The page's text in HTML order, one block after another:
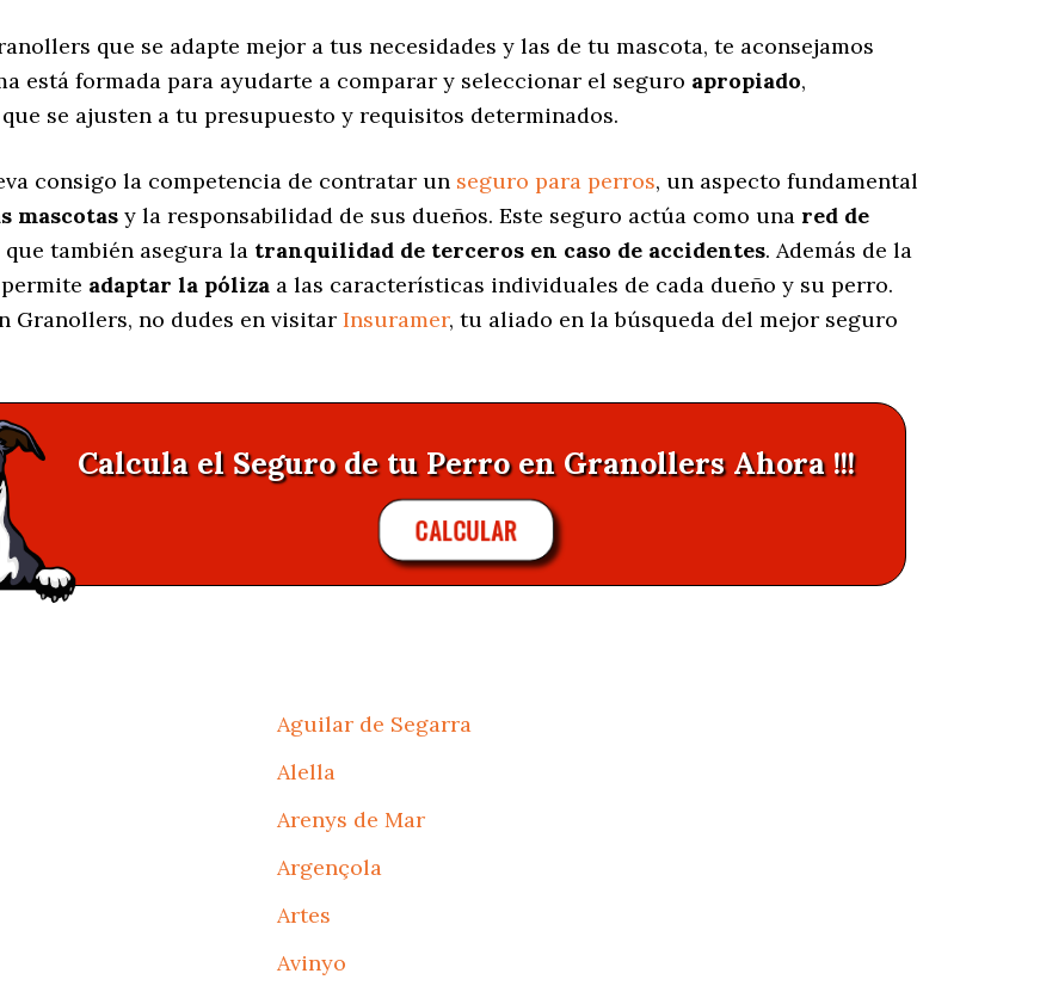
que se adapte mejor a tus necesidades y las de tu mascota, te aconsejamos
está formada para ayudarte a comparar y seleccionar el seguro apropiado,
que se ajusten a tu presupuesto y requisitos determinados.
consigo la competencia de contratar un seguro para perros, un aspecto fundamental
mascotas y la responsabilidad de sus dueños. Este seguro actúa como una red de
también asegura la tranquilidad de terceros en caso de accidentes. Además de la
adaptar la póliza a las características individuales de cada dueño y su perro.
Granollers, no dudes en visitar Insuramer, tu aliado en la búsqueda del mejor seguro
Calcula el Seguro de tu Perro en Granollers Ahora !!!
CALCULAR
Aguilar de Segarra
Alella
Arenys de Mar
Argençola
Artes
Avinyo